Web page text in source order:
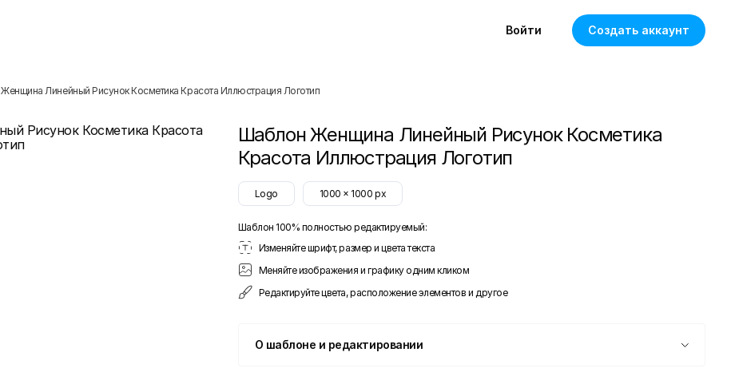
Войти Создать аккаунт
Женщина Линейный Рисунок Косметика Красота Иллюстрация Логотип
Шаблон Женщина Линейный Рисунок Косметика
Красота Иллюстрация Логотип
Logo 1000 x 1000 px
Шаблон 100% полностью редактируемый:
Изменяйте шрифт, размер и цвета текста
Меняйте изображения и графику одним кликом
Редактируйте цвета, расположение элементов и другое
О шаблоне и редактировании